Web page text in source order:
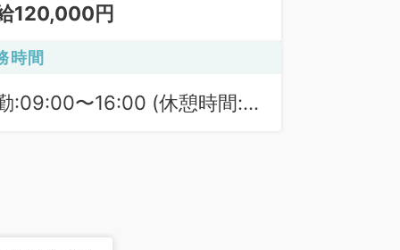
120,000円
時間
:09:00〜16:00 (休憩時間: